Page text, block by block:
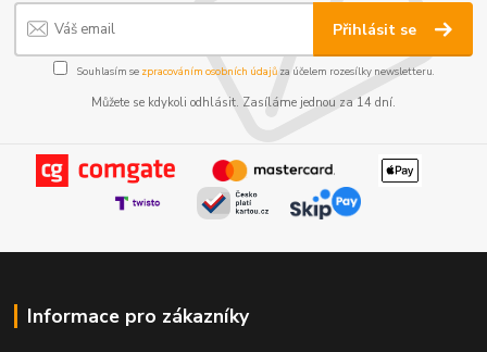
Přihlásit se
Souhlasím se zpracováním osobních údajůza účelem rozesílky newsletteru.
Můžete se kdykoli odhlásit. Zasíláme jednou za 14 dní.
Informace pro zákazníky